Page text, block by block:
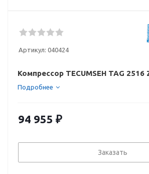
Артикул: 040424
Компрессор TECUMSEH TAG 2516
Подробнее
94 955 ₽
Заказать